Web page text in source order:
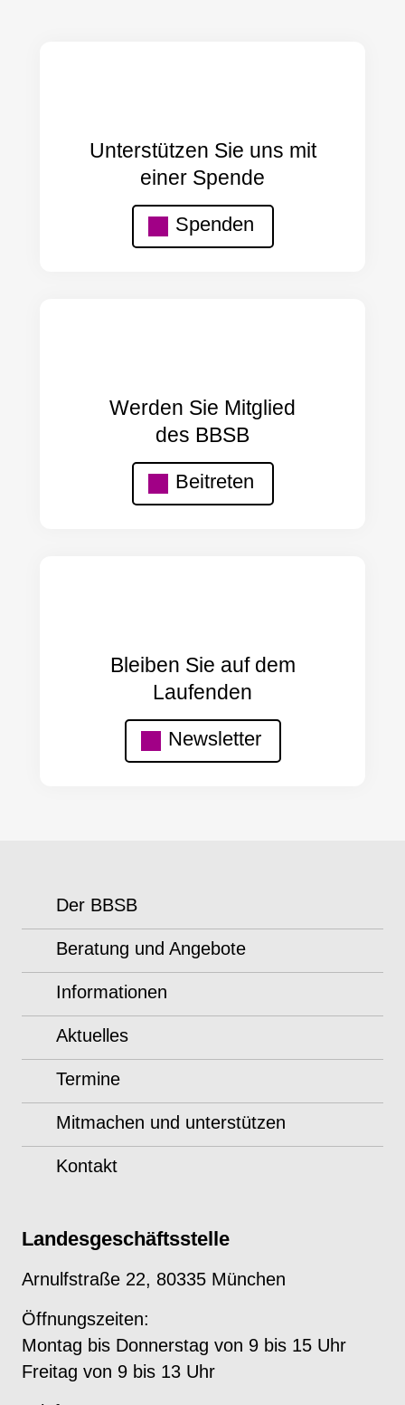
Unterstützen Sie uns mit
einer Spende
Spenden
Werden Sie Mitglied
des BBSB
Beitreten
Bleiben Sie auf dem
Laufenden
Newsletter
Der BBSB
Beratung und Angebote
Informationen
Aktuelles
Termine
Mitmachen und unterstützen
Kontakt
Landesgeschäftsstelle
Arnulfstraße 22, 80335 München
Öffnungszeiten:
Montag bis Donnerstag von 9 bis 15 Uhr
Freitag von 9 bis 13 Uhr